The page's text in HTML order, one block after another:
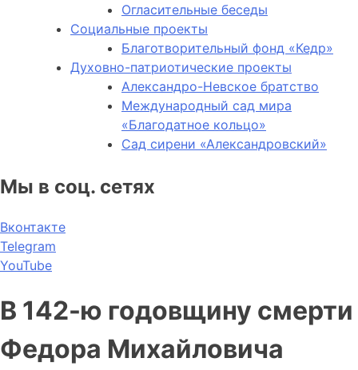
Огласительные беседы
Социальные проекты
Благотворительный фонд «Кедр»
Духовно-патриотические проекты
Александро-Невское братство
Международный сад мира
«Благодатное кольцо»
Сад сирени «Александровский»
Мы в соц. сетях
Вконтакте
Telegram
YouTube
В 142-ю годовщину смерти
Федора Михайловича